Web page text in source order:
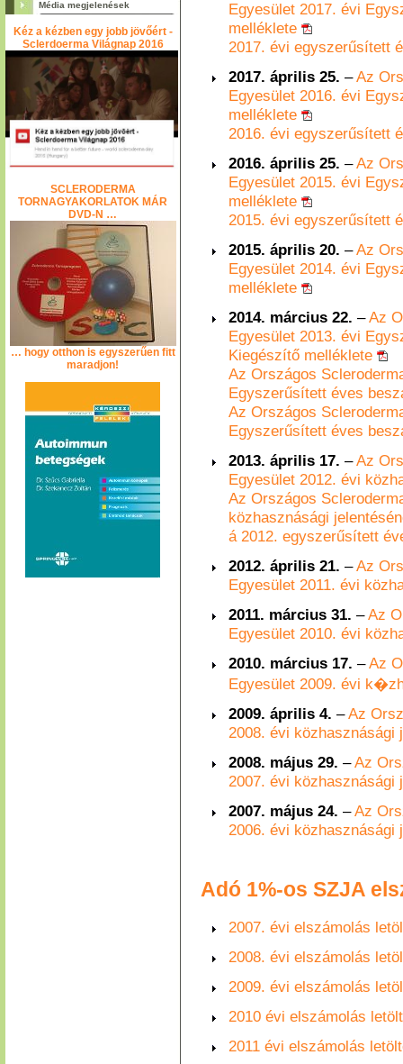
Média megjelenések
Kéz a kézben egy jobb jövőért -
Sclerdoerma Világnap 2016
SCLERODERMA
TORNAGYAKORLATOK MÁR
DVD-N …
… hogy otthon is egyszerűen fitt
maradjon!
Egyesület 2017. évi
melléklete
2017. évi egyszerűsített
2017. április 25. –Az
Egyesület 2016. évi
melléklete
2016. évi egyszerűsített
2016. április 25. –Az
Egyesület 2015. évi
melléklete
2015. évi egyszerűsített
2015. április 20. –Az
Egyesület 2014. évi
melléklete
2014. március 22. –Az
Egyesület 2013. évi
Kiegészítő melléklete
Az Országos
Egyszerűsített éves
Az Országos
Egyszerűsített éves
2013. április 17. –Az
Egyesület 2012. évi
Az Országos
közhasznásági
á 2012. egyszerűsített
2012. április 21. –Az
Egyesület 2011. évi
2011. március 31. –Az
Egyesület 2010. évi
2010. március 17. –Az
Egyesület 2009. évi
2009. április 4. –Az
2008. évi közhasznásági
2008. május 29. –Az
2007. évi közhasznásági
2007. május 24. –Az
2006. évi közhasznásági
Adó 1%-os SZJA
2007. évi elszámolás
2008. évi elszámolás
2009. évi elszámolás
2010 évi elszámolás
2011 évi elszámolás